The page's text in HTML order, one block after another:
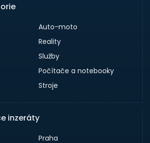
Auto-moto
Reality
Služby
Počítače a notebooky
Stroje
inzeráty
Praha